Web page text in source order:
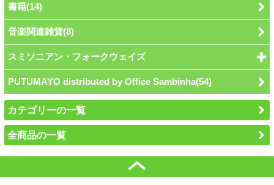
書籍(14)
音楽関連雑貨(8)
スミソニアン・フォークウェイズ
PUTUMAYO distributed by Office Sambinha(54)
カテゴリーの一覧
全商品の一覧